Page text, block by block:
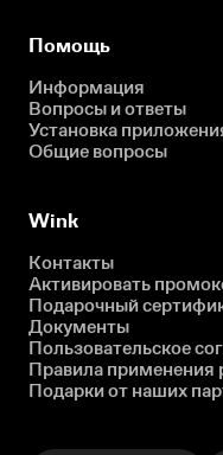
Помощь
Информация
Вопросы и ответы
Установка
Общие вопросы
Wink
Контакты
Активировать
Подарочный
Документы
Пользовательское
Правила применения
Подарки от наших